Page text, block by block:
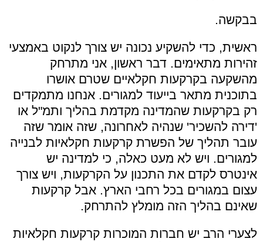
בבקשה.
ראשית, כדי להשקיע נכונה יש צורך לנקוט באמצעי
זהירות מתאימים. דבר ראשון, אני מתרחק
מהשקעה בקרקעות חקלאיים שטרם אושרו
בתוכנית מתאר בייעוד למגורים. אנחנו מתמקדים
רק בקרקעות שהמדינה מקדמת בהליך ותמ"ל או
'דירה להשכיר' שנהיה לאחרונה, שזה אומר שזה
עובר תהליך של הפשרת קרקעות חקלאיות לבנייה
למגורים. ויש לא מעט כאלה, כי למדינה יש
אינטרס לקדם את התכנון על הקרקעות, ויש צורך
עצום במגורים בכל רחבי הארץ. אבל קרקעות
שאינם בהליך הזה מומלץ להתרחק.
לצערי הרב יש חברות המוכרות קרקעות חקלאיות